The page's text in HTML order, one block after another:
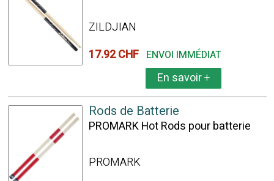
ZILDJIAN
17.92 CHF ENVOI IMMÉDIAT
En savoir+
Rods de Batterie
PROMARK Hot Rods pour batterie
PROMARK